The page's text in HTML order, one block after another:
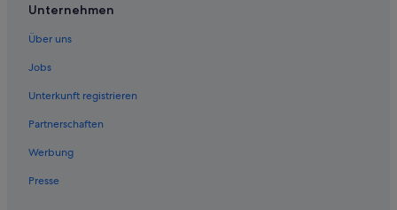
Unternehmen
Über uns
Jobs
Unterkunft registrieren
Partnerschaften
Werbung
Presse